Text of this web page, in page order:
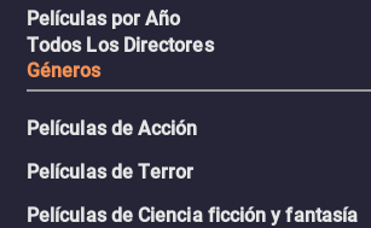
Películas por Año
Todos Los Directores
Géneros
Películas de Acción
Películas de Terror
Películas de Ciencia ficción y fantasía